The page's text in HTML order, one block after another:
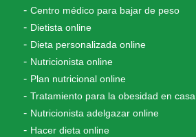
Centro médico para bajar de peso
Dietista online
Dieta personalizada online
Nutricionista online
Plan nutricional online
Tratamiento para la obesidad en casa
Nutricionista adelgazar online
Hacer dieta online